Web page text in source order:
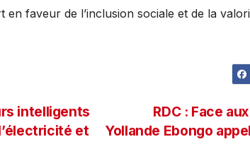
faveur de l’inclusion sociale et de la
RDC : Face
Yollande Ebongo
intelligents
et